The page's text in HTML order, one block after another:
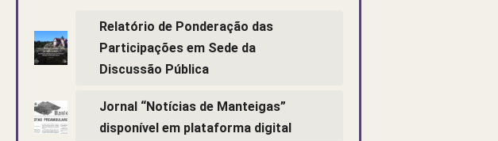
Relatório de Ponderação das
Participações em Sede da
Discussão Pública
Jornal “Notícias de Manteigas”
disponível em plataforma digital